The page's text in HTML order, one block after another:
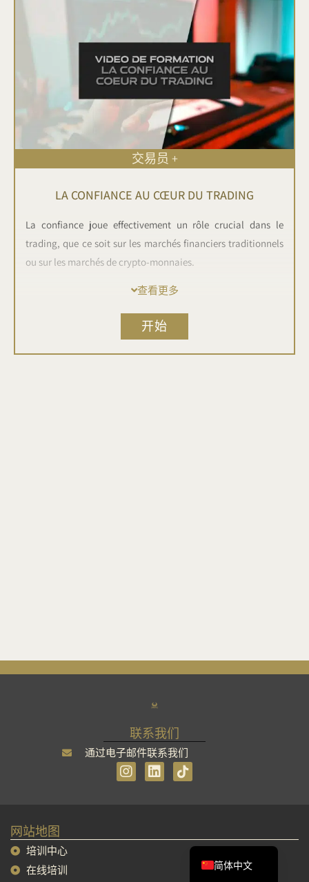
交易员 +
LA CONFIANCE AU CŒUR DU TRADING
La confiance joue effectivement un rôle crucial dans le
trading, que ce soit sur les marchés financiers traditionnels
ou sur les marchés de crypto-monnaies.
Découvre comment une confiance solide en tes compétences
de trading peut influencer tes décisions et impacter tes
查看更多
开始
联系我们
通过电子邮件联系我们
I
n
g
L
i
d
网站地图
培训中心
在线培训
简体中文
Français